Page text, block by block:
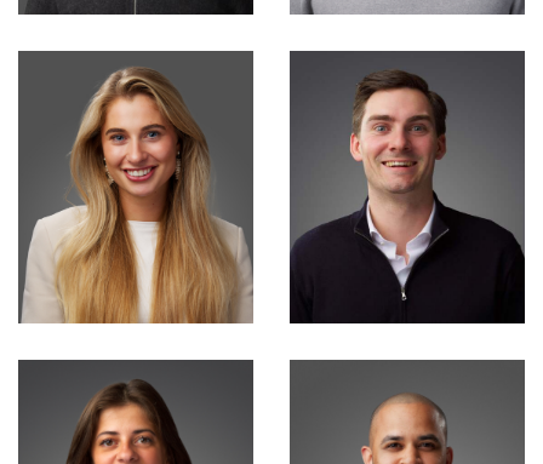
Djan Kramer
Consultant
Daan Ernst
Consultant